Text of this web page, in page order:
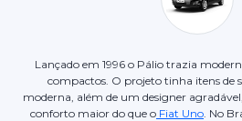
Lançado em 1996 o Pálio trazia
compactos. O projeto tinha itens de
moderna, além de um designer
conforto maior do que o Fiat Uno . No